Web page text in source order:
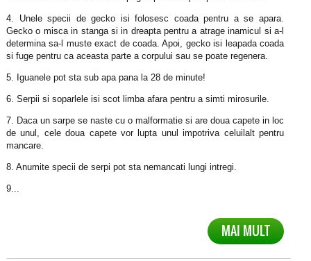
4. Unele specii de gecko isi folosesc coada pentru a se apara.
Gecko o misca in stanga si in dreapta pentru a atrage inamicul si a-l
determina sa-l muste exact de coada. Apoi, gecko isi leapada coada
si fuge pentru ca aceasta parte a corpului sau se poate regenera.
5. Iguanele pot sta sub apa pana la 28 de minute!
6. Serpii si soparlele isi scot limba afara pentru a simti mirosurile.
7. Daca un sarpe se naste cu o malformatie si are doua capete in loc
de unul, cele doua capete vor lupta unul impotriva celuilalt pentru
mancare.
8. Anumite specii de serpi pot sta nemancati lungi intregi.
9...
MAI MULT